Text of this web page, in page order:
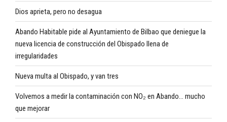
Dios aprieta, pero no desagua
Abando Habitable pide al Ayuntamiento de Bilbao que deniegue la
nueva licencia de construcción del Obispado llena de
irregularidades
Nueva multa al Obispado, y van tres
Volvemos a medir la contaminación con NO₂ en Abando… mucho
que mejorar